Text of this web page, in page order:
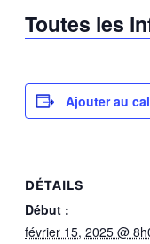
Toutes les
Ajouter au
DÉTAILS
Début :
février 15, 2025 @